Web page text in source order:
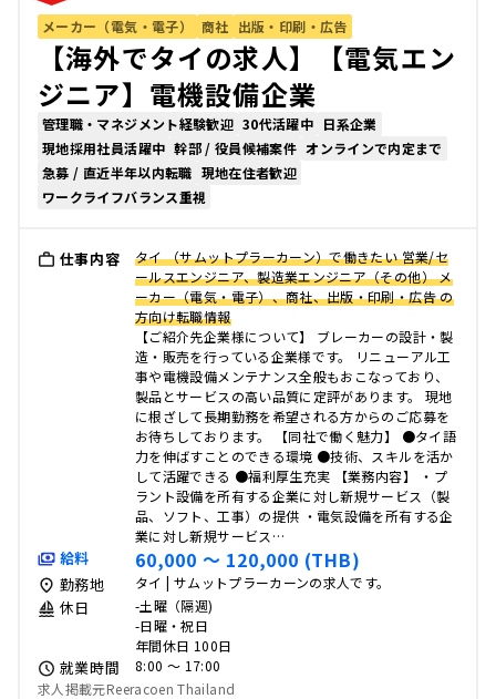
メーカー（電気・電子） 商社 出版・印刷・広告
【海外でタイの求人】【電気エン
ジニア】電機設備企業
管理職・マネジメント経験歓迎 30代活躍中 日系企業
現地採用社員活躍中 幹部 / 役員候補案件 オンラインで内定まで
急募 / 直近半年以内転職 現地在住者歓迎
ワークライフバランス重視
仕事内容
タイ （サムットプラーカーン）で働きたい 営業/セ
ールスエンジニア、製造業エンジニア（その他） メ
ーカー（電気・電子）、商社、出版・印刷・広告 の
方向け転職情報
【ご紹介先企業様について】 ブレーカーの設計・製
造・販売を行っている企業様です。 リニューアル工
事や電機設備メンテナンス全般もおこなっており、
製品とサービスの高い品質に定評があります。 現地
に根ざして長期勤務を希望される方からのご応募を
お待ちしております。 【同社で働く魅力】 ●タイ語
力を伸ばすことのできる環境 ●技術、スキルを活か
して活躍できる ●福利厚生充実 【業務内容】 ・プ
ラント設備を所有する企業に対し新規サービス（製
品、ソフト、工事）の提供 ・電気設備を所有する企
業に対し新規サービス…
給料 60,000 〜 120,000 (THB)
勤務地 タイ | サムットプラーカーンの求人です。
休日
-土曜（隔週)
-日曜・祝日
年間休日 100日
就業時間
8:00 〜 17:00
求人掲載元Reeracoen Thailand